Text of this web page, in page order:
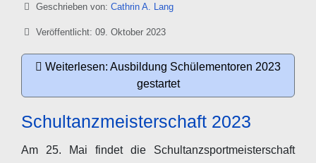
DetailsGeschrieben von: Cathrin A. Lang
Veröffentlicht: 09. Oktober 2023
Weiterlesen: Ausbildung Schülementoren 2023
gestartet
Schultanzmeisterschaft 2023
Am 25. Mai findet die Schultanzsportmeisterschaft